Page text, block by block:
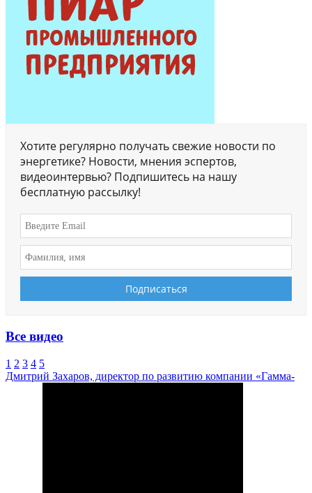
Хотите регулярно получать свежие новости по
энергетике? Новости, мнения эспертов,
видеоинтервью? Подпишитесь на нашу
бесплатную рассылку!
Все видео
1 2 3 4 5
Дмитрий Захаров, директор по развитию компании «Гамма-